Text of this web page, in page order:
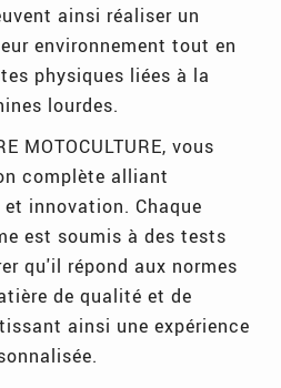
ainsi réaliser un
environnement tout en
physiques liées à la
lourdes.
MOTOCULTURE, vous
complète alliant
innovation. Chaque
est soumis à des tests
qu'il répond aux normes
de qualité et de
ainsi une expérience